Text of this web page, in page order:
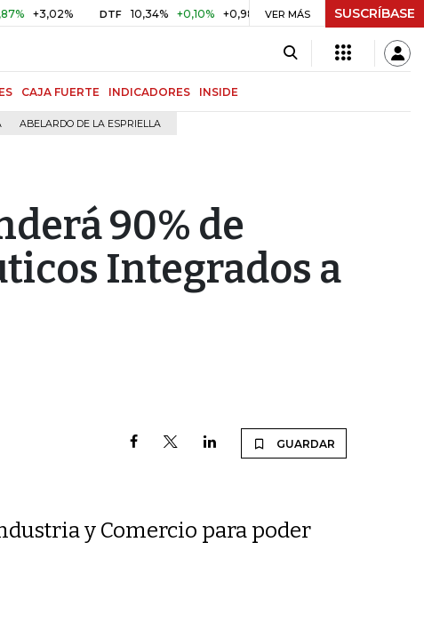
DTF 10,34% +0,10% +0,98% UVR $ 416,91 +$ 0,05 +0,01%
VER MÁS SUSCRÍBASE
CAJA FUERTE INDICADORES INSIDE
ABELARDO DE LA ESPRIELLA
90% de
Integrados a
GUARDAR
y Comercio para poder